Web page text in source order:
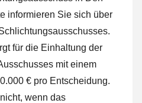
informieren Sie sich über
für die Einhaltung der
mit einem
€ pro Entscheidung.
wenn das